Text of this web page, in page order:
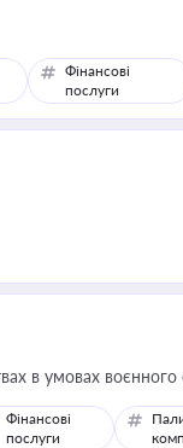
Фінансові
послуги
в умовах воєнного
Фінансові
послуги